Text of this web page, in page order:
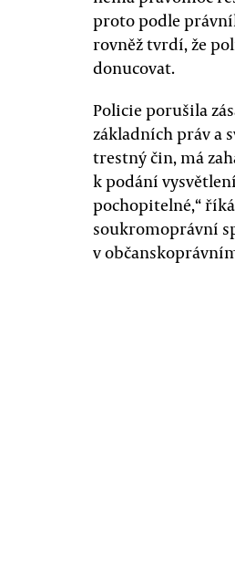
proto podle
rovněž tvrdí, že
donucovat.
Policie porušila
základních práv a
trestný čin, má
k podání
pochopitelné,“
soukromoprávní
v